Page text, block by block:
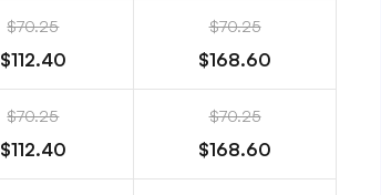
$70.25
$112.40
$70.25
$168.60
$70.25
$112.40
$70.25
$168.60